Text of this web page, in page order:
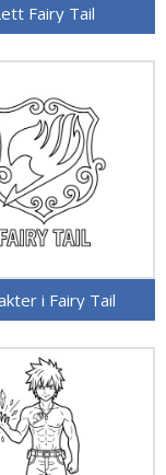
Fairy Tail
i Fairy Tail